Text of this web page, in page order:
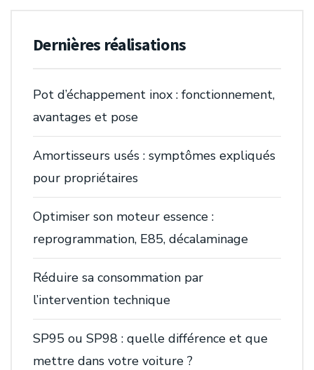
Dernières réalisations
Pot d’échappement inox : fonctionnement,
avantages et pose
Amortisseurs usés : symptômes expliqués
pour propriétaires
Optimiser son moteur essence :
reprogrammation, E85, décalaminage
Réduire sa consommation par
l’intervention technique
SP95 ou SP98 : quelle différence et que
mettre dans votre voiture ?